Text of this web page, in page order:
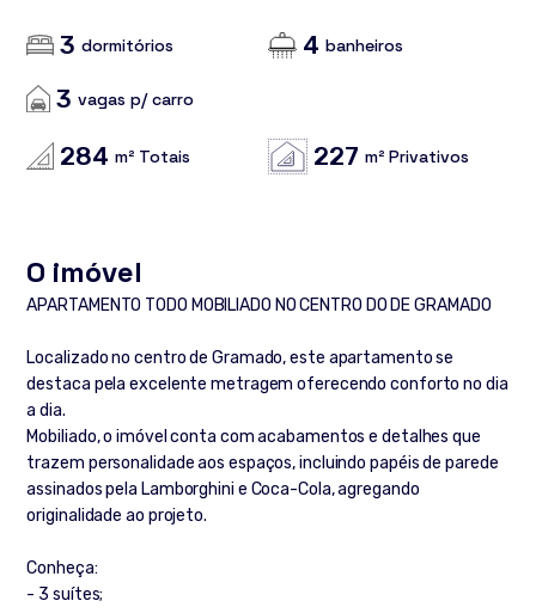
3 dormitórios 4 banheiros
3 vagas p/ carro
284 m² Totais 227 m² Privativos
O imóvel
APARTAMENTO TODO MOBILIADO NO CENTRO DO DE GRAMADO
Localizado no centro de Gramado, este apartamento se
destaca pela excelente metragem oferecendo conforto no dia
a dia.
Mobiliado, o imóvel conta com acabamentos e detalhes que
trazem personalidade aos espaços, incluindo papéis de parede
assinados pela Lamborghini e Coca-Cola, agregando
originalidade ao projeto.
Conheça:
- 3 suítes;